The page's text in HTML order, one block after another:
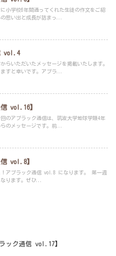
小学校6年間通ってくれた生徒の作文をご紹
思い出と成長が詰まっ...
vol.4
らいただいたメッセージを掲載いたします。
すと幸いです。アプラ...
信 vol.16】
のアプラック通信は、筑波大学地球学類4年
のメッセージです。前...
信 vol.8】
！アプラック通信 vol.8 になります。 第一週
ります。ぜひ...
ック通信 vol.17】